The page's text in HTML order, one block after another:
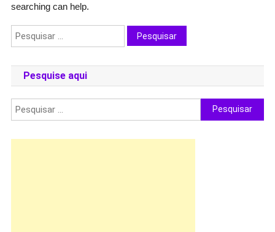
searching can help.
Pesquisar
por:
Pesquise aqui
Pesquisar
por: